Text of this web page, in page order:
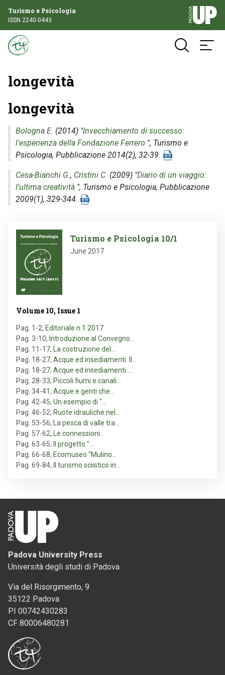
Turismo e Psicologia
ISSN 2240-0443
longevità
longevità
Bologna E. (2014) "Invecchiamento di successo:
l'esperienza della Fondazione Ferrero ", Turismo e
Psicologia, Pubblicazione 2014(2), 32-39.
Cesa-Bianchi G., Cristini C. (2009) "Diario di un viaggio:
l'ultima creatività ", Turismo e Psicologia, Pubblicazione
2009(1), 329-344.
Image
Turismo e Psicologia 10/1
June 2017
Volume 10, Issue 1
Pag. 1-2, Editoriale n.1 2017
Pag. 3-10, Introduzione al Convegno…
Pag. 11-17,
La costruzione del…
Pag. 18-27, Acque ed insediamenti. Il…
Pag. 18-27, Acque ed insediamenti.…
Pag. 28-33, Piccoli fiumi e canali…
Pag. 34-41, Acque e genti che…
Pag. 42-45, Un esempio di "…
Pag. 46-52, Ruote idrauliche nel…
Pag. 53-56,
La pesca di valle tra…
Pag. 57-62,
Le connessioni…
Pag. 63-65,
Il progetto "…
Pag. 66-68, Ecomuseo "Mulino…
Pag. 69-84, Il turismo sciistico in…
Padova University Press
Università degli studi di Padova
Via del Risorgimento, 9
35122 Padova
PI 00742430283
CF 80006480281